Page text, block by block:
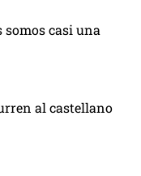
somos casi una
al castellano